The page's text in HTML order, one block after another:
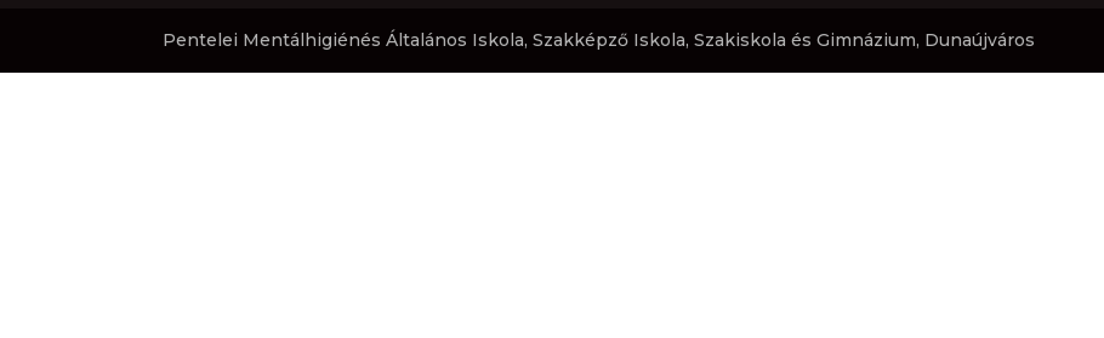
Pentelei Mentálhigiénés Általános Iskola, Szakképző Iskola, Szakiskola és Gimnázium, Dunaújváros